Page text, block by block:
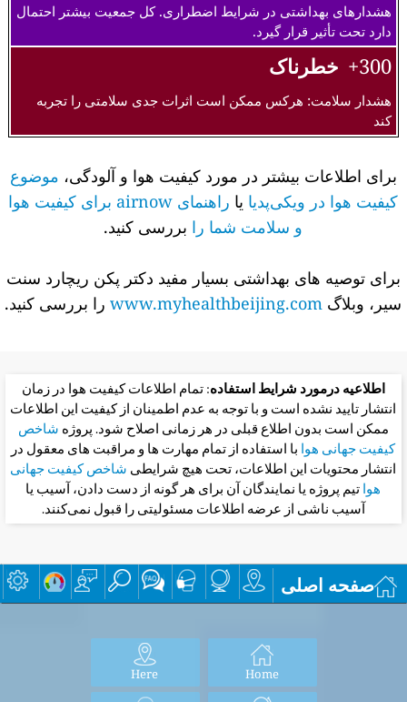
هشدارهای بهداشتی در شرایط اضطراری. کل جمعیت بیشتر احتمال
دارد تحت تأثیر قرار گیرد.
300+ خطرناک
هشدار سلامت: هرکس ممکن است اثرات جدی سلامتی را تجربه
کند
برای اطلاعات بیشتر در مورد کیفیت هوا و آلودگی، موضوع
کیفیت هوا در ویکی‌پدیایا
راهنمای airnow برای کیفیت هوا
و سلامت شما را بررسی کنید.
برای توصیه های بهداشتی بسیار مفید دکتر پکن ریچارد سنت
سیر، وبلاگ www.myhealthbeijing.comرا بررسی کنید.
اطلاعیه درمورد شرایط استفاده: تمام اطلاعات کیفیت هوا در زمان
انتشار تایید نشده است و با توجه به عدم اطمینان از کیفیت این اطلاعات
ممکن است بدون اطلاع قبلی در هر زمانی اصلاح شود. پروژهشاخص
کیفیت جهانی هوابا استفاده از تمام مهارت ها و مراقبت های معقول در
انتشار محتویات این اطلاعات، تحت هیچ شرایطیشاخص کیفیت جهانی
هواتیم پروژه یا نمایندگان آن برای هر گونه از دست دادن، آسیب یا
آسیب ناشی از عرضه اطلاعات مسئولیتی را قبول نمی‌کنند.
صفحه اصلی
Home
Here